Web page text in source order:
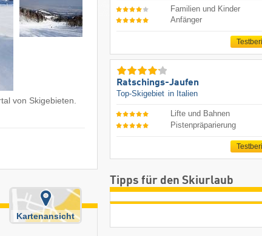
von Skigebieten.
Kartenansicht
Familien und Kinder
Anfänger
Ratschings-Jaufen
Top-Skigebiet in Italien
Lifte und Bahnen
Pistenpräparierung
Tipps für den Skiurlaub